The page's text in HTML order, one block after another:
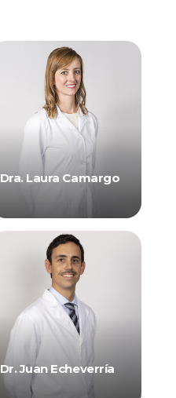
Dra. Laura Camargo
Dr. Juan Echeverría